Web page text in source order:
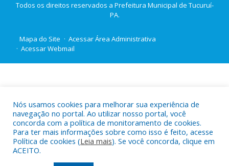
Todos os direitos reservados a Prefeitura Municipal de Tucuruí-
PA.
Mapa do Site
Acessar Área Administrativa
Acessar Webmail
Nós usamos cookies para melhorar sua experiência de
navegação no portal. Ao utilizar nosso portal, você
concorda com a política de monitoramento de cookies.
Para ter mais informações sobre como isso é feito, acesse
Política de cookies (Leia mais). Se você concorda, clique em
ACEITO.